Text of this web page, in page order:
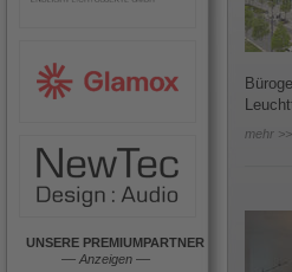
UNSERE PREMIUMPARTNER
–– Anzeigen ––
mehr >>